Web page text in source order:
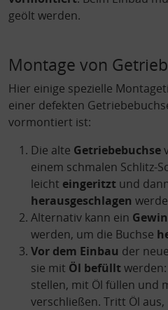
geölt werden.
Montage von
Hier einige spezielle
einer defekten
vormontiert ist:
Die alte Getriebebuchse
einem schmalen Schlitz-
leicht eingeritzt und
herausgeschlagen
Alternativ kann ein
werden, um die Buchse
Vor dem Einbau der
sie mit Öl befüllt
stellen, mit Öl füllen und
verschließen. Tritt Öl